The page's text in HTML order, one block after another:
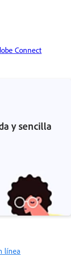
Connect
y sencilla
línea